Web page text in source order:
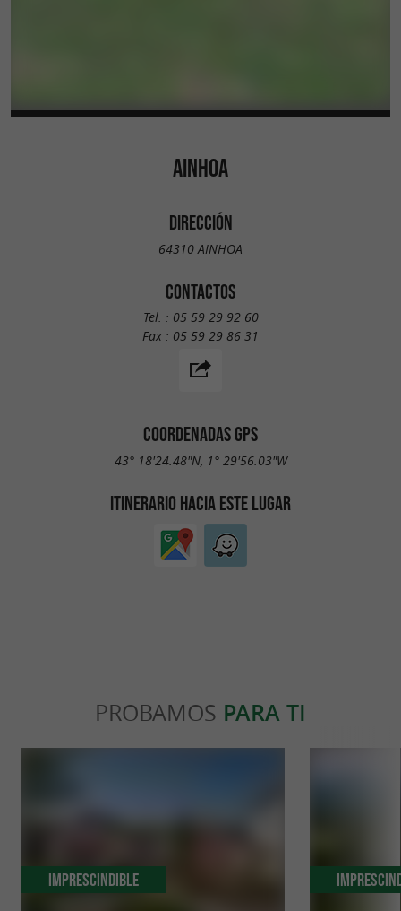
AINHOA
DIRECCIÓN
64310 AINHOA
CONTACTOS
Tel. : 05 59 29 92 60
Fax : 05 59 29 86 31
COORDENADAS GPS
43° 18'24.48"N, 1° 29'56.03"W
ITINERARIO HACIA ESTE LUGAR
PROBAMOS PARA TI
Imprescindible